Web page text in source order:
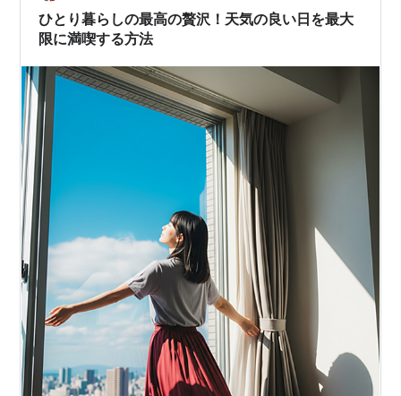
ひとり暮らしの最高の贅沢！天気の良い日を最大
限に満喫する方法